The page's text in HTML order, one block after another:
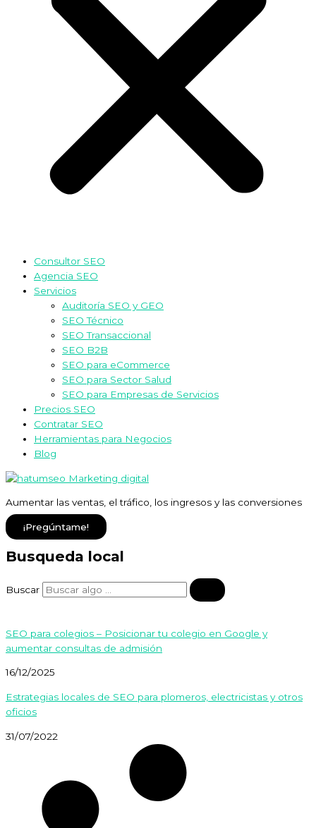
Consultor SEO
Agencia SEO
Servicios
Auditoría SEO y GEO
SEO Técnico
SEO Transaccional
SEO B2B
SEO para eCommerce
SEO para Sector Salud
SEO para Empresas de Servicios
Precios SEO
Contratar SEO
Herramientas para Negocios
Blog
Aumentar las ventas, el tráfico, los ingresos y las conversiones
¡Pregúntame!
Busqueda local
Buscar
SEO para colegios – Posicionar tu colegio en Google y
aumentar consultas de admisión
16/12/2025
Estrategias locales de SEO para plomeros, electricistas y otros
oficios
31/07/2022